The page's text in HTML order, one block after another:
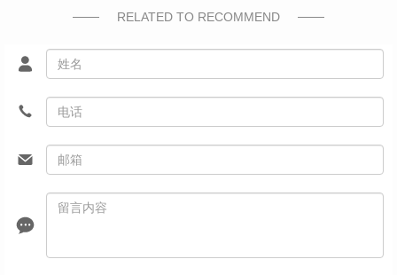
RELATED TO RECOMMEND